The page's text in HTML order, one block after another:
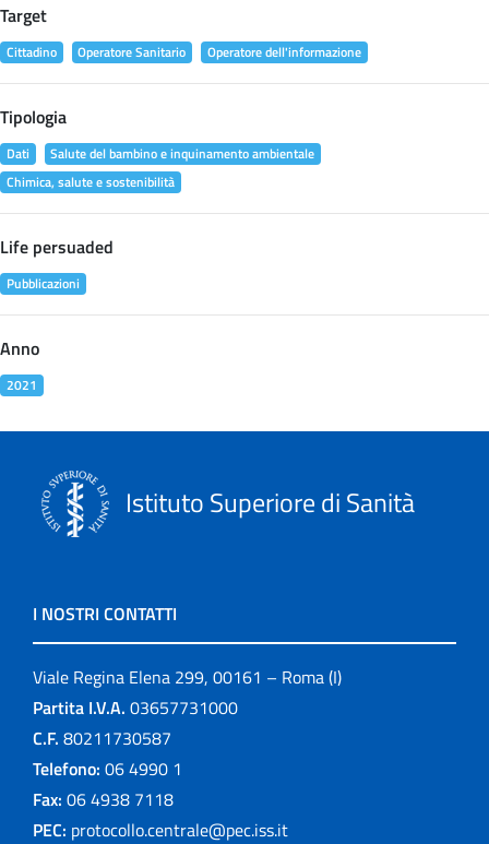
Target
Cittadino Operatore Sanitario Operatore dell'informazione
Tipologia
Dati
Salute del bambino e inquinamento ambientale
Chimica, salute e sostenibilità
Life persuaded
Pubblicazioni
Anno
2021
Istituto Superiore di Sanità
I NOSTRI CONTATTI
Viale Regina Elena 299, 00161 – Roma (I)
Partita I.V.A. 03657731000
C.F. 80211730587
Telefono: 06 4990 1
Fax: 06 4938 7118
PEC: protocollo.centrale@pec.iss.it